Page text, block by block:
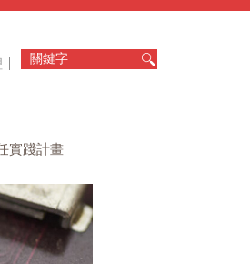
實踐計畫